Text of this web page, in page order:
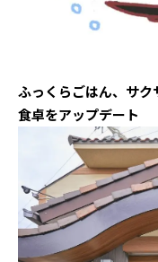
ふっくらごはん、サ
食卓をアップデート